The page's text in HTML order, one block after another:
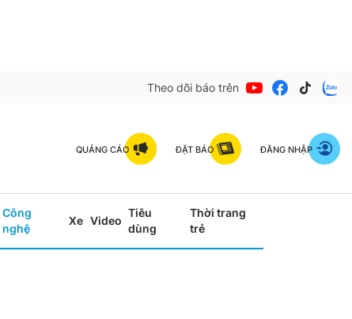
Theo dõi báo trên
QUẢNG CÁO ĐẶT BÁO ĐĂNG NHẬP
Công
nghệ
Xe Video
Tiêu
dùng
Thời trang
trẻ